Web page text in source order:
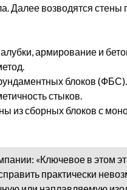
Далее возводятся стены
армирование и
блоков (ФБС).
стыков.
из сборных блоков с
«Ключевое в этом
практически